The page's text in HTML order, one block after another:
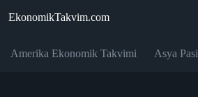
EkonomikTakvim.com
Amerika Ekonomik Takvimi Asya